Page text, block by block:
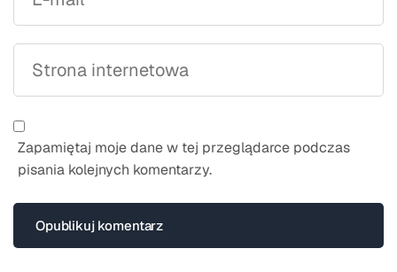
Zapamiętaj moje dane w tej przeglądarce podczas
pisania kolejnych komentarzy.